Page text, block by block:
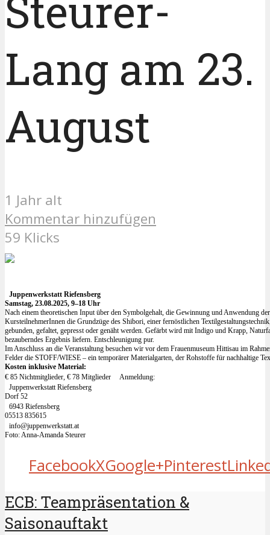
Lang am 23.
August
1 Jahr alt
Kommentar hinzufügen
59 Klicks
Juppenwerkstatt Riefensberg
Samstag, 23.08.2025, 9–18 Uhr
Nach einem theoretischen Input über den Symbolgehalt, die Gewinnung und Anwendung
KursteilnehmerInnen die Grundzüge des Shibori, einer fernöstlichen
gebunden, gefaltet, gepresst oder genäht werden. Gefärbt wird mit Indigo und Krapp,
bezauberndes Ergebnis liefern. Entschleunigung pur.
Im Anschluss an die Veranstaltung besuchen wir vor dem Frauenmuseum Hittisau im
Felder die STOFF/WIESE – ein temporärer Materialgarten, der Rohstoffe für nachhaltige
Kosten inklusive Material:
€ 85 Nichtmitglieder, € 78 Mitglieder Anmeldung:
Juppenwerkstatt Riefensberg
Dorf 52
6943 Riefensberg
05513 835615
info@juppenwerkstatt.at
Foto: Anna-Amanda Steurer
FacebookXGoogle+Pinterest
ECB: Teampräsentation &
Saisonauftakt